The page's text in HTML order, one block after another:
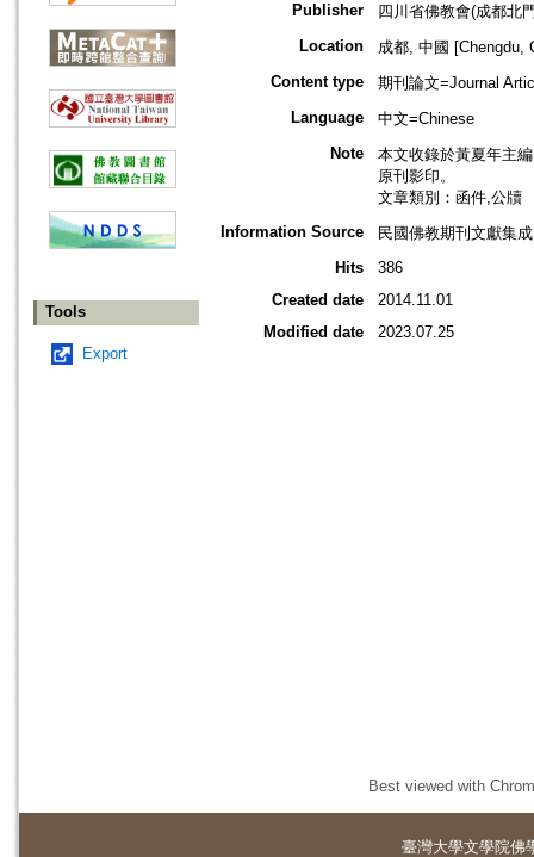
Tools
Export
Publisher
四川省佛教會(成都北
Location
成都, 中國 [Chengdu,
Content type
期刊論文=Journal
Language
中文=Chinese
Note
本文收錄於黃夏年主
原刊影印。
文章類別：函件,公牘
Information Source
民國佛教期刊文獻集
Hits
386
Created date
2014.11.01
Modified date
2023.07.25
Best viewed with
臺灣大學文學院佛